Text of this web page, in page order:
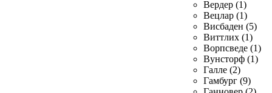
Вердер (1)
Вецлар (1)
Висбаден (5)
Виттлих (1)
Ворпсведе (1)
Вунсторф (1)
Галле (2)
Гамбург (9)